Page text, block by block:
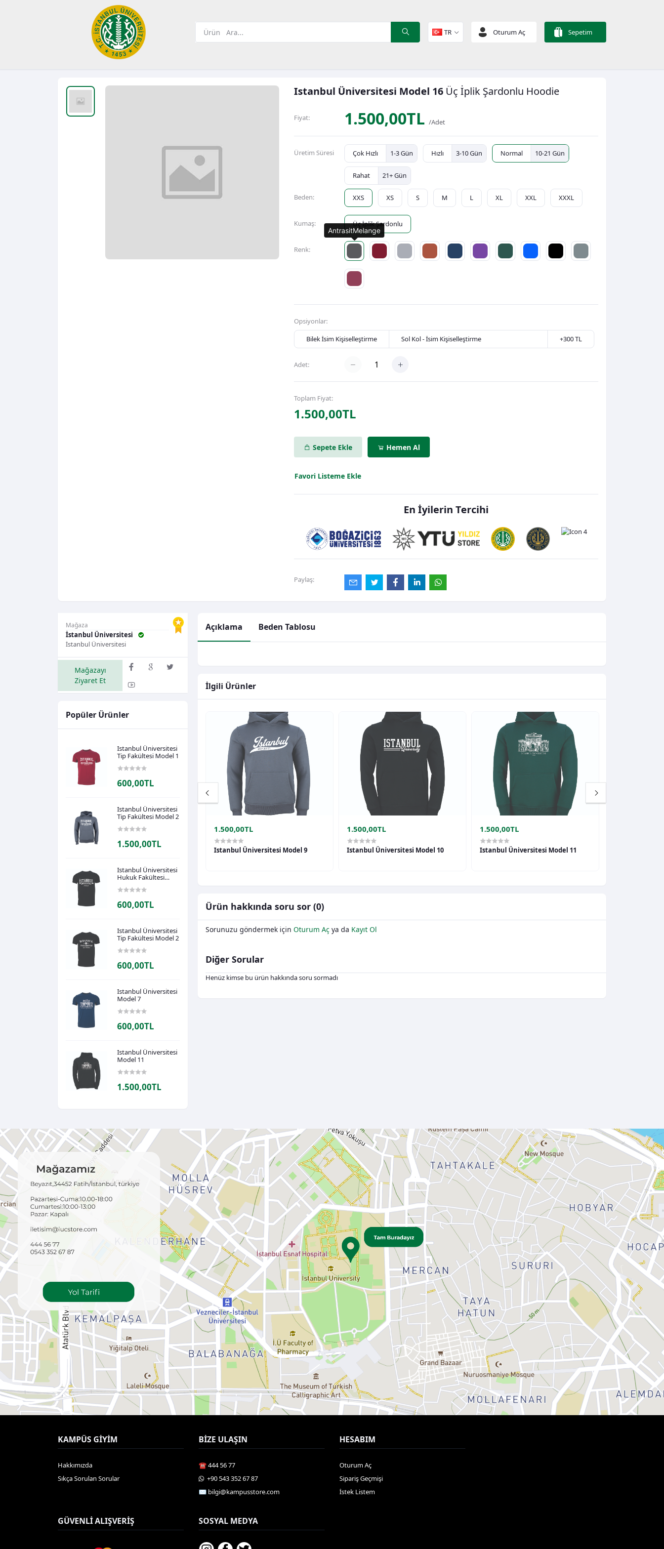
TR Oturum Aç Sepetim
Istanbul Üniversitesi Model 16 Üç İplik Şardonlu Hoodie
Fiyat: 1.500,00TL/Adet
Üretim Süresi Çok Hızlı 1-3 Gün Hızlı 3-10 Gün Normal 10-21 Gün
Rahat 21+ Gün
Beden: XXS XS S M L XL XXL XXXL
Kumaş: Üç İplik Şardonlu
Renk:
Opsiyonlar:
Bilek İsim Kişiselleştirme
Sol Kol - İsim Kişiselleştirme +300 TL
Adet:
Toplam Fiyat:
1.500,00TL
Sepete Ekle Hemen Al
Favori Listeme Ekle
En İyilerin Tercihi
Paylaş:
Mağaza
İstanbul Üniversitesi
İstanbul Üniversitesi
Mağazayı
Ziyaret Et
Popüler Ürünler
Istanbul Üniversitesi
Tip Fakültesi Model 1
600,00TL
Istanbul Üniversitesi
Tip Fakültesi Model 2
1.500,00TL
Istanbul Üniversitesi
Hukuk Fakültesi
600,00TL
Istanbul Üniversitesi
Tip Fakültesi Model 2
600,00TL
Istanbul Üniversitesi
Model 7
600,00TL
Istanbul Üniversitesi
Model 11
1.500,00TL
Açıklama Beden Tablosu
İlgili Ürünler
1.500,00TL
Istanbul Üniversitesi Eczacilik
1.500,00TL
Istanbul Üniversitesi Model 9
1.500,00TL
Istanbul Üniversitesi Model 10
1.500,00TL
Istanbul Üniversitesi Model 11
Ürün hakkında soru sor (0)
Sorunuzu göndermek için Oturum Açya da Kayıt Ol
Diğer Sorular
Henüz kimse bu ürün hakkında soru sormadı
KAMPÜS GIYIM
Hakkımızda
Sıkça Sorulan Sorular
BIZE ULAŞIN
☎️ 444 56 77
️ +90 543 352 67 87
✉️ bilgi@kampusstore.com
HESABIM
Oturum Aç
Sipariş Geçmişi
İstek Listem
GÜVENLI ALIŞVERIŞ SOSYAL MEDYA
AntrasitMelange